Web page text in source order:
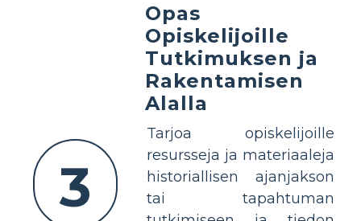
3
Opas
Opiskelijoille
Tutkimuksen ja
Rakentamisen
Alalla
Tarjoa opiskelijoille
resursseja ja materiaaleja
historiallisen ajanjakson
tai tapahtuman